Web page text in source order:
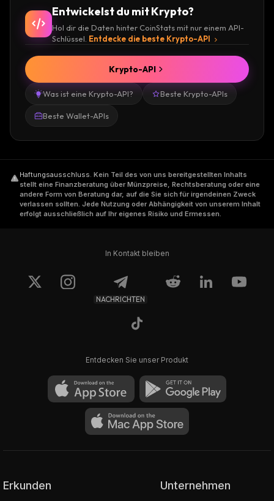
Entwickelst du mit Krypto?
Hol dir die Daten hinter CoinStats mit nur einem API-
Schlüssel. Entdecke die beste Krypto-API
Was ist eine Krypto-API? Beste Krypto-APIs
Beste Wallet-APIs
Krypto-API
Haftungsausschluss. Kein Teil des von uns bereitgestellten Inhalts
stellt eine Finanzberatung über Münzpreise, Rechtsberatung oder eine
andere Form von Beratung dar, auf die Sie sich für irgendeinen Zweck
verlassen sollten. Jede Nutzung oder Abhängigkeit von unserem Inhalt
erfolgt ausschließlich auf Ihr eigenes Risiko und Ermessen.
In Kontakt bleiben
NACHRICHTEN
Entdecken Sie unser Produkt
Erkunden Unternehmen